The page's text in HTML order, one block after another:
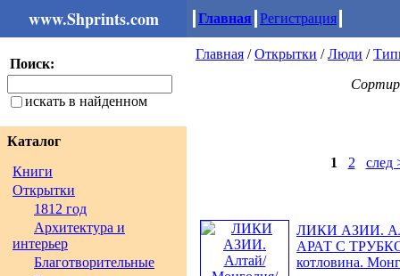
www.Shprints.com Главная Регистрация
Поиск:
искать в найденном
Каталог
Книги
Открытки
1812 год
Архитектура и
интерьер
Благотворительные
Главная /Открытки /Люди /
1 2 след
ЛИКИ АЗИИ.
АРАТ С
котловина.